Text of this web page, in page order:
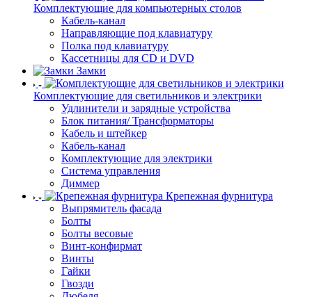
Комплектующие для компьютерных столов
Кабель-канал
Направляющие под клавиатуру
Полка под клавиатуру
Кассетницы для CD и DVD
Замки
Комплектующие для светильников и электрики
Удлинители и зарядные устройства
Блок питания/ Трансформаторы
Кабель и штейкер
Кабель-канал
Комплектующие для электрики
Система управления
Диммер
Крепежная фурнитура
Выпрямитель фасада
Болты
Болты весовые
Винт-конфирмат
Винты
Гайки
Гвозди